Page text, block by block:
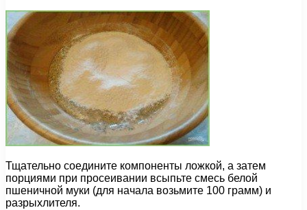
Тщательно соедините компоненты ложкой, а затем
порциями при просеивании всыпьте смесь белой
пшеничной муки (для начала возьмите 100 грамм) и
разрыхлителя.